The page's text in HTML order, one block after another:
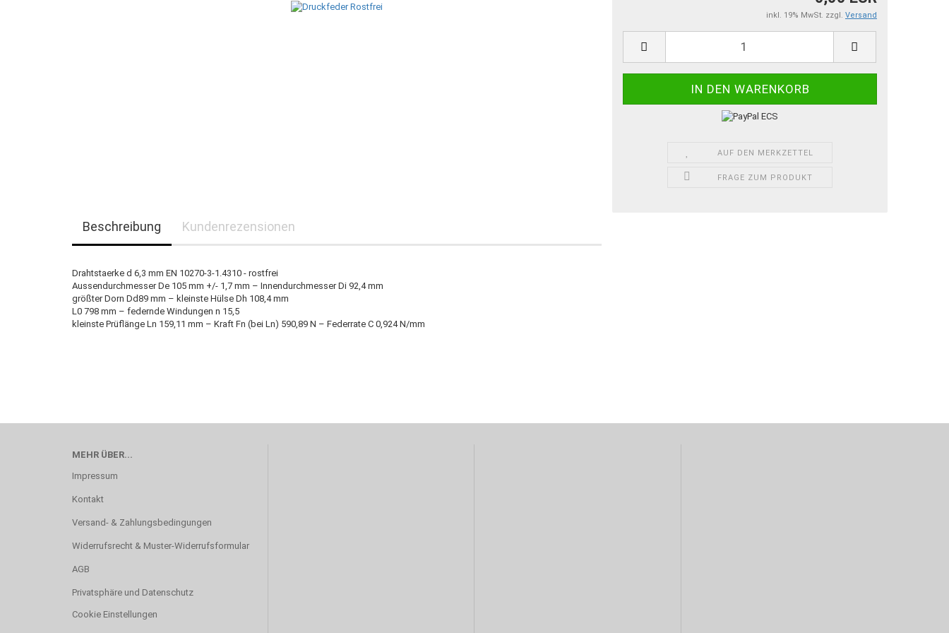
inkl. 19% MwSt. zzgl. Versand
AUF DEN MERKZETTEL
FRAGE ZUM PRODUKT
Beschreibung Kundenrezensionen
Drahtstaerke d 6,3 mm EN 10270-3-1.4310 - rostfrei
Aussendurchmesser De 105 mm +/- 1,7 mm – Innendurchmesser Di 92,4 mm
größter Dorn Dd89 mm – kleinste Hülse Dh 108,4 mm
L0 798 mm – federnde Windungen n 15,5
kleinste Prüflänge Ln 159,11 mm – Kraft Fn (bei Ln) 590,89 N – Federrate C 0,924 N/mm
MEHR ÜBER...
Impressum
Kontakt
Versand- & Zahlungsbedingungen
Widerrufsrecht & Muster-Widerrufsformular
AGB
Privatsphäre und Datenschutz
Cookie Einstellungen